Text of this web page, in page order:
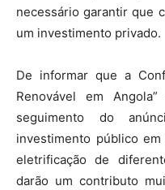
necessário garantir que
um investimento privado.
De informar que a
Renovável em Angola”
seguimento do
investimento público
eletrificação de
darão um contributo